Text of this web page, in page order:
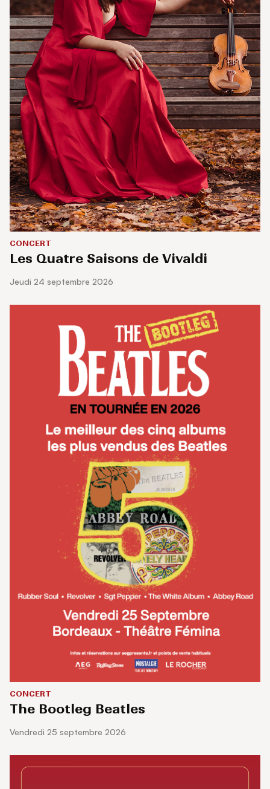
CONCERT
Les Quatre Saisons de Vivaldi
jeudi 24 septembre 2026
CONCERT
The Bootleg Beatles
vendredi 25 septembre 2026